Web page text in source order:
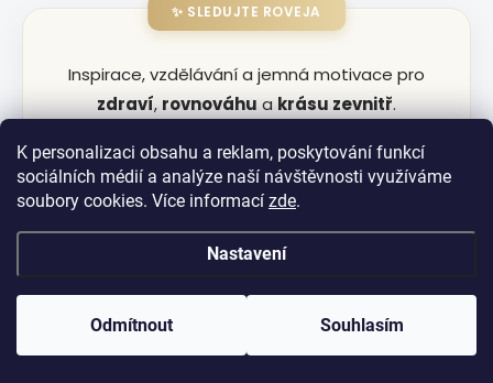
K personalizaci obsahu a reklam, poskytování funkcí
sociálních médií a analýze naší návštěvnosti využíváme
soubory cookies. Více informací zde.
Nastavení
Odmítnout Souhlasím
✨ SLEDUJTE ROVEJA
Inspirace, vzdělávání a jemná motivace pro
zdraví,rovnováhuakrásu zevnitř.
Buďte s námi i mimo blog.
👍 Facebook